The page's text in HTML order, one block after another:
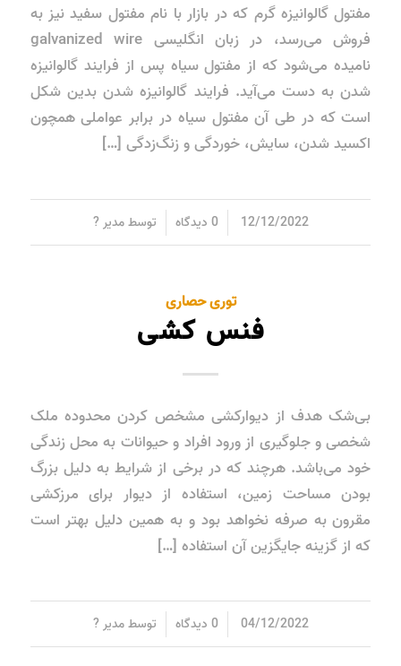
مفتول گالوانیزه گرم که در بازار با نام مفتول سفید نیز به
فروش می‌رسد، در زبان انگلیسی galvanized wire
نامیده می‌شود که از مفتول سیاه پس از فرایند گالوانیزه
شدن به دست می‌آید. فرایند گالوانیزه شدن بدین شکل
است که در طی آن مفتول سیاه در برابر عواملی همچون
اکسید شدن، سایش، خوردگی و زنگ‌زدگی […]
12/12/2022
/ 0 دیدگاه توسطمدیر ?
توری حصاری
فنس کشی
بی‌شک هدف از دیوارکشی مشخص کردن محدوده ملک
شخصی و جلوگیری از ورود افراد و حیوانات به محل زندگی
خود می‌باشد. هرچند که در برخی از شرایط به دلیل بزرگ
بودن مساحت زمین، استفاده از دیوار برای مرزکشی
مقرون به صرفه نخواهد بود و به همین دلیل بهتر است
که از گزینه جایگزین آن استفاده […]
04/12/2022
/ 0 دیدگاه توسطمدیر ?